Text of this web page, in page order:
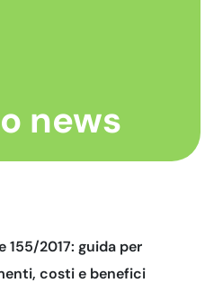
news
155/2017: guida per
costi e benefici